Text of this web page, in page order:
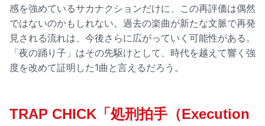
感を強めているサカナクションだけに、この再評価は偶然
ではないのかもしれない。過去の楽曲が新たな文脈で再発
見される流れは、今後さらに広がっていく可能性がある。
「夜の踊り子」はその先駆けとして、時代を越えて響く強
度を改めて証明した1曲と言えるだろう。
TRAP CHICK「処刑拍手（Execution